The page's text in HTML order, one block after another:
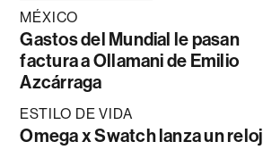
MÉXICO
Gastos del Mundial le pasan
factura a Ollamani de Emilio
Azcárraga
ESTILO DE VIDA
Omega x Swatch lanza un reloj